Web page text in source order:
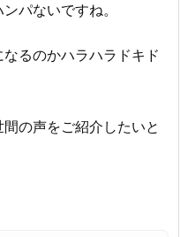
パないですね。
るのかハラハラドキド
の声をご紹介したいと